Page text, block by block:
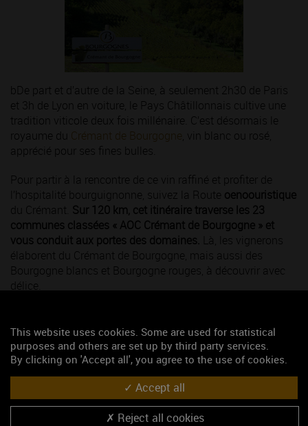
bDe part et d’autre de la Seine, à seulement 2h30 de Paris
et 3h de Lyon en voiture, le Pays Châtillonnais cultive une
tradition viticole deux fois millénaire. C’est désormais le
royaume du Crémant de Bourgogne , vin blanc ou rosé,
apprécié pour ses fines bulles.
Pour partir à la rencontre de ce vin raffiné et profiter de
l’hospitalité bourguignonne, suivez la Route oenoouristique
du Crémant. Sur 120 km, cet itinéraire traverse les 23
communes classées « AOC Crémant de Bourgogne » et
vous conduit aux portes des domaines. Là, les vignerons
élaborent du Crémant de Bourgogne, mais aussi des
Bourgogne blancs et Bourgogne rouges, à découvrir avec
délice.
partager avec vous le fruit de leur travail. Vous pouvez
aussi les rejoindre à Châtillon-sur-Seine pour fêter le
printemps, chaque troisième week-end de mars.La Fête du
Crémant et du Tape Chaudronregroupe en moyenne 5 000
personnes, le temps d’une dégustation et d’un défilé
carnavalesque haut en couleurs !
This website uses cookies. Some are used for statistical
purposes and others are set up by third party services.
By clicking on 'Accept all', you agree to the use of cookies.
Accept all
Reject all cookies